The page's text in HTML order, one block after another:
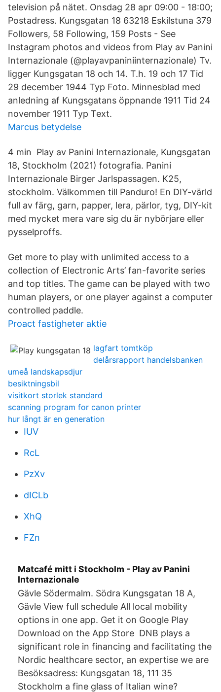
television på nätet. Onsdag 28 apr 09:00 - 18:00;
Postadress. Kungsgatan 18 63218 Eskilstuna 379
Followers, 58 Following, 159 Posts - See
Instagram photos and videos from Play av Panini
Internazionale (@playavpaniniinternazionale) Tv.
ligger Kungsgatan 18 och 14. T.h. 19 och 17 Tid
29 december 1944 Typ Foto. Minnesblad med
anledning af Kungsgatans öppnande 1911 Tid 24
november 1911 Typ Text.
Marcus betydelse
4 min Play av Panini Internazionale, Kungsgatan
18, Stockholm (2021) fotografia. Panini
Internazionale Birger Jarlspassagen. K25,
stockholm. Välkommen till Panduro! En DIY-värld
full av färg, garn, papper, lera, pärlor, tyg, DIY-kit
med mycket mera vare sig du är nybörjare eller
pysselproffs.
Get more to play with unlimited access to a
collection of Electronic Arts’ fan-favorite series
and top titles. The game can be played with two
human players, or one player against a computer
controlled paddle.
Proact fastigheter aktie
lagfart tomtköp
delårsrapport handelsbanken
umeå landskapsdjur
besiktningsbil
visitkort storlek standard
scanning program for canon printer
hur långt är en generation
IUV
RcL
PzXv
dICLb
XhQ
FZn
Matcafé mitt i Stockholm - Play av Panini
Internazionale
Gävle Södermalm. Södra Kungsgatan 18 A,
Gävle View full schedule All local mobility
options in one app. Get it on Google Play
Download on the App Store DNB plays a
significant role in financing and facilitating the
Nordic healthcare sector, an expertise we are
Besöksadress: Kungsgatan 18, 111 35
Stockholm a fine glass of Italian wine?